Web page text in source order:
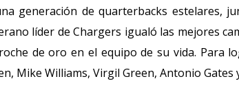
generación de quarterbacks estelares,
líder de Chargers igualó las mejores
de oro en el equipo de su vida. Para
Mike Williams, Virgil Green, Antonio Gates